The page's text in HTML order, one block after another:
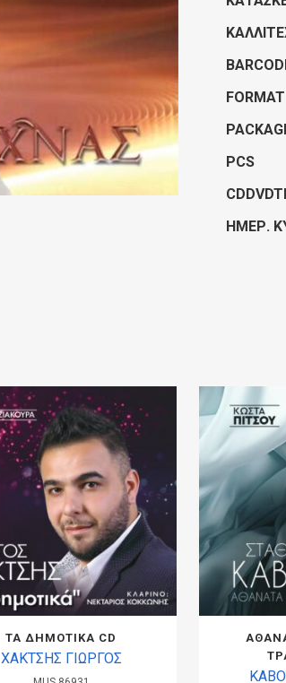
FORMAT
PCS
ΗΜΕΡ.
ΤΑ ΔΗΜΟΤΙΚΑ CD
ΧΑΚΤΣΗΣ ΓΙΩΡΓΟΣ